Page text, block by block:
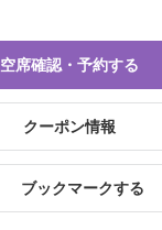
空席確認・予約する
クーポン情報
ブックマークする